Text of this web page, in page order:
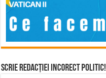
Scrie Redacției Incorect Politic!